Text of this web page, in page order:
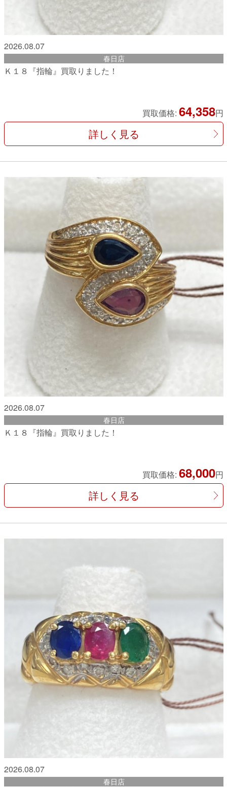
2026.08.07
春日店
Ｋ１８『指輪』買取りました！
買取価格: 64,358円
詳しく見る
2026.08.07
春日店
Ｋ１８『指輪』買取りました！
買取価格: 68,000円
詳しく見る
2026.08.07
春日店